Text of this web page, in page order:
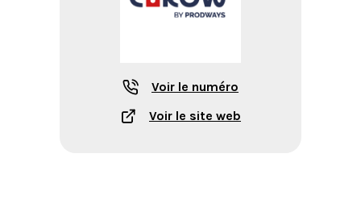
Voir le numéro
Voir le site web